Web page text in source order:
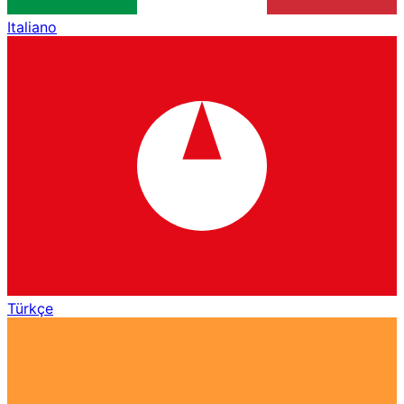
Italiano
Türkçe